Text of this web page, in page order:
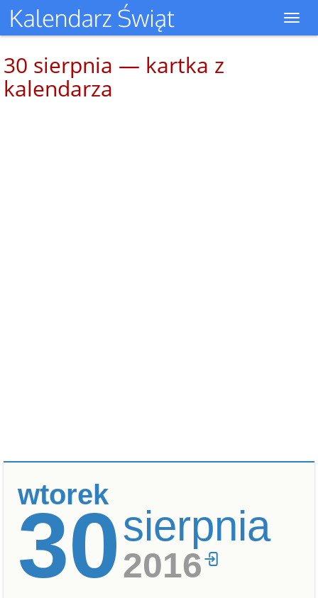
30 sierpnia — kartka z
kalendarza
wtorek
30sierpnia
2016